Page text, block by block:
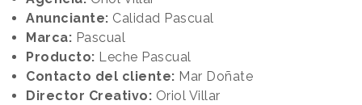
Anunciante: Calidad Pascual
Marca: Pascual
Producto: Leche Pascual
Contacto del cliente: Mar Doñate
Director Creativo: Oriol Villar